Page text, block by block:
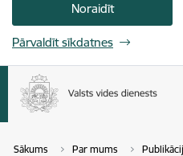
Noraidīt
Pārvaldīt sīkdatnes
Sākums Par mums